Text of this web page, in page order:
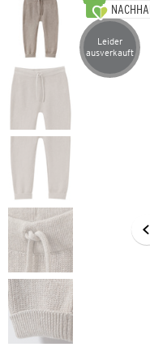
Artikel
Leider
ausverkauft